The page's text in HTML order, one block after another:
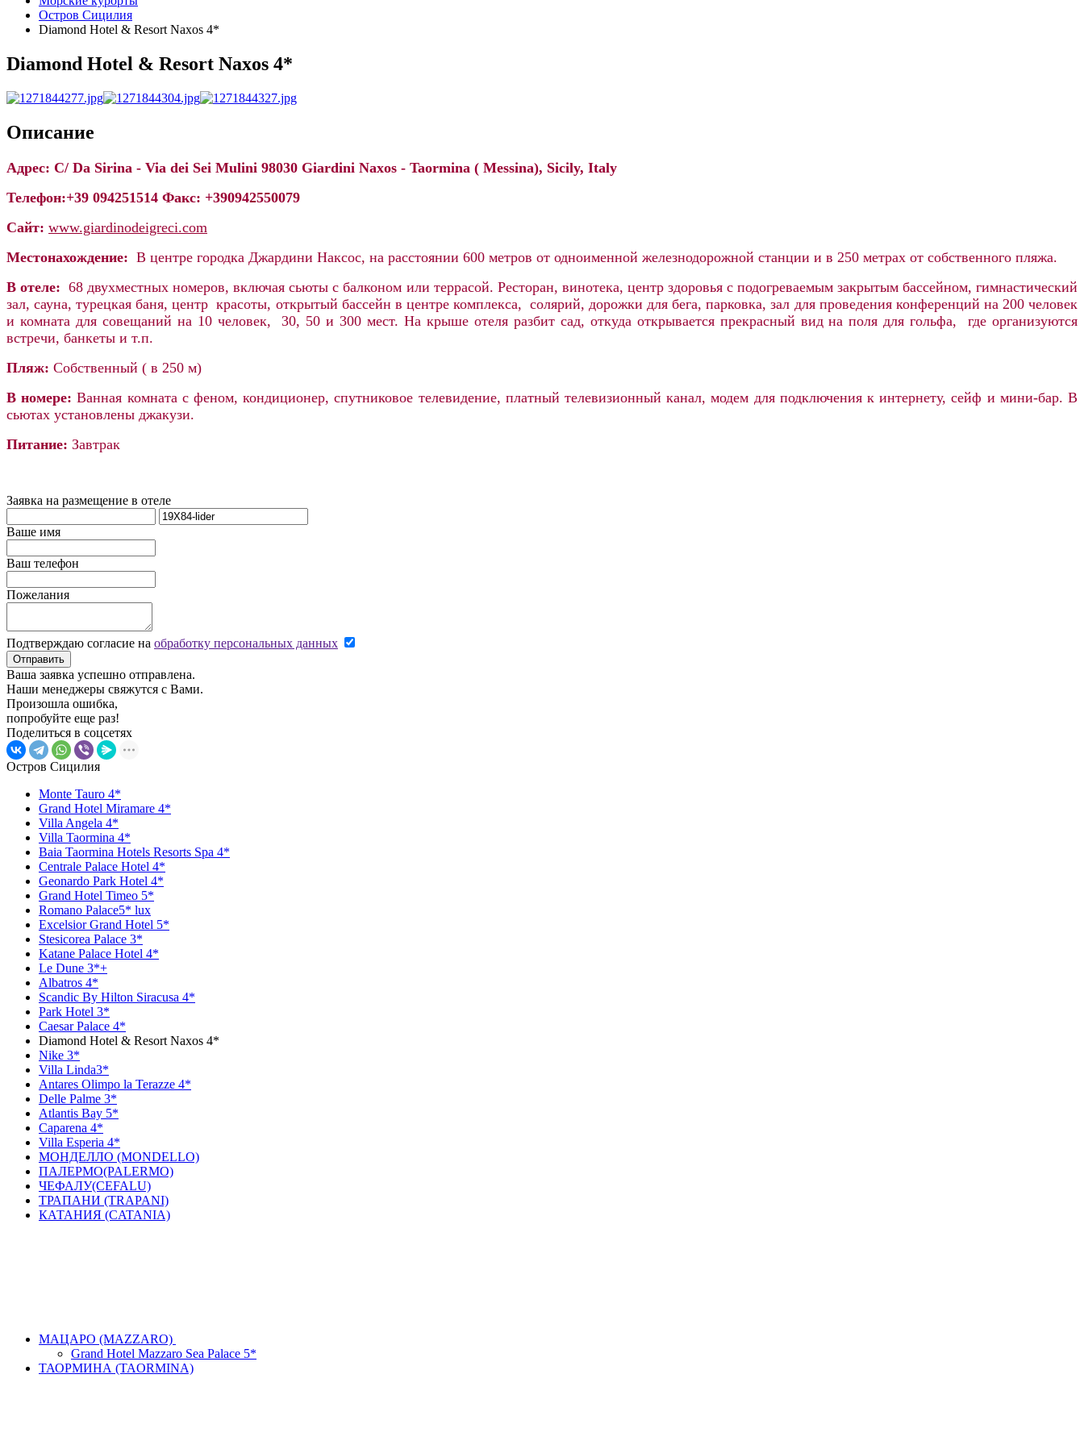
Остров Сицилия
Diamond Hotel & Resort Naxos 4*
Diamond Hotel & Resort Naxos 4*
Описание
Адрес: C/ Da Sirina - Via dei Sei Mulini 98030 Giardini Naxos - Taormina ( Messina), Sicily, Italy
Телефон:+39 094251514 Факс: +390942550079
Сайт: www.giardinodeigreci.com
Местонахождение: В центре городка Джардини Наксос, на расстоянии 600 метров от одноименной железнодорожной станции и в 250 метрах от собственного пляжа.
В отеле: 68 двухместных номеров, включая сьюты с балконом или террасой. Ресторан, винотека, центр здоровья с подогреваемым закрытым бассейном, гимнастический
зал, сауна, турецкая баня, центр красоты, открытый бассейн в центре комплекса, солярий, дорожки для бега, парковка, зал для проведения конференций на 200 человек
и комната для совещаний на 10 человек, 30, 50 и 300 мест. На крыше отеля разбит сад, откуда открывается прекрасный вид на поля для гольфа, где организуются
встречи, банкеты и т.п.
Пляж: Собственный ( в 250 м)
В номере: Ванная комната с феном, кондиционер, спутниковое телевидение, платный телевизионный канал, модем для подключения к интернету, сейф и мини-бар. В
сьютах установлены джакузи.
Питание: Завтрак
Заявка на размещение в отеле
Ваше имя
Ваш телефон
Пожелания
Подтверждаю согласие на обработку персональных данных
Отправить
Ваша заявка успешно отправлена.
Наши менеджеры свяжутся с Вами.
Произошла ошибка,
попробуйте еще раз!
Поделиться в соцсетях
Остров Сицилия
Monte Tauro 4*
Grand Hotel Miramare 4*
Villa Angela 4*
Villa Taormina 4*
Baia Taormina Hotels Resorts Spa 4*
Centrale Palace Hotel 4*
Geonardo Park Hotel 4*
Grand Hotel Timeo 5*
Romano Palace5* lux
Excelsior Grand Hotel 5*
Stesicorea Palace 3*
Katane Palace Hotel 4*
Le Dune 3*+
Albatros 4*
Scandic By Hilton Siracusa 4*
Park Hotel 3*
Caesar Palace 4*
Diamond Hotel & Resort Naxos 4*
Nike 3*
Villa Linda3*
Antares Olimpo la Terazze 4*
Delle Palme 3*
Atlantis Bay 5*
Caparena 4*
Villa Esperia 4*
МОНДЕЛЛО (MONDELLO)
ПАЛЕРМО(PALERMO)
ЧЕФАЛУ(CEFALU)
ТРАПАНИ (TRAPANI)
КАТАНИЯ (CATANIA)
МАЦАРО (MAZZARO)
Grand Hotel Mazzaro Sea Palace 5*
ТАОРМИНА (TAORMINA)